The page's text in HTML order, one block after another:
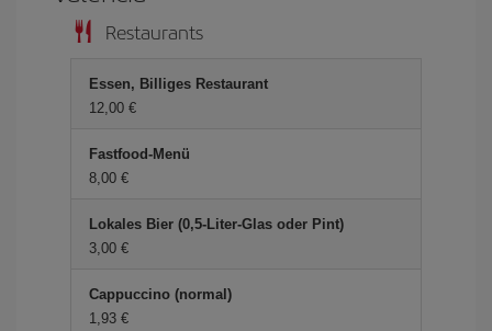
Restaurants
Essen, Billiges Restaurant
12,00 €
Fastfood-Menü
8,00 €
Lokales Bier (0,5-Liter-Glas oder Pint)
3,00 €
Cappuccino (normal)
1,93 €